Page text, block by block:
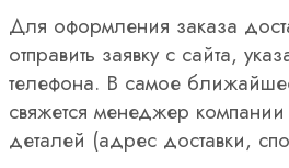
Для оформления заказа
отправить заявку с сайта,
телефона. В самое
свяжется менеджер
деталей (адрес доставки,